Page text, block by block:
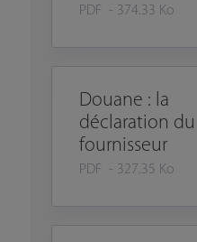
PDF - 374.33 Ko
Douane : la
déclaration du
fournisseur
PDF - 327.35 Ko